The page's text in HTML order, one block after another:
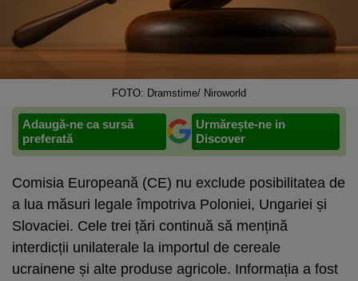
FOTO: Dramstime/ Niroworld
Adaugă-ne ca sursă
preferată
Urmărește-ne in
Discover
Comisia Europeană (CE) nu exclude posibilitatea de
a lua măsuri legale împotriva Poloniei, Ungariei și
Slovaciei. Cele trei țări continuă să mențină
interdicții unilaterale la importul de cereale
ucrainene și alte produse agricole. Informația a fost